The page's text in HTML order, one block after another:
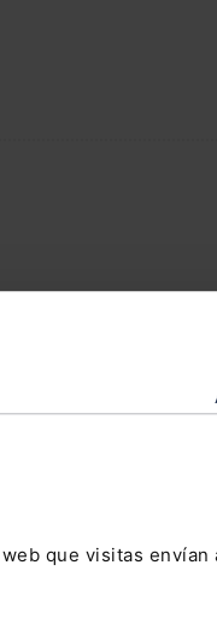
que visitas envían